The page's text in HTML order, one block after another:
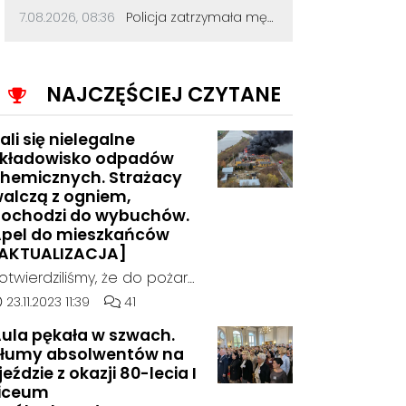
cialo tez wykąpać jak dupe zal
Data dodania komentarza:
7.08.2026, 08:36 Źródło komentarza:
Policja zatrzymała mężczyznę, który dewastował koziołki siekierą! Odcięte elementy zakopał w ogródku
NAJCZĘŚCIEJ CZYTANE
się nielegalne
odpadów
Strażacy
z ogniem,
do wybuchów.
do mieszkańców
że do pożaru
w hali, w której
chemiczne.
dodania artykułu:
23.11.2023 11:39 Liczba komentarzy artykułu:
41
pękała w szwach.
absolwentów na
z okazji 80-lecia I